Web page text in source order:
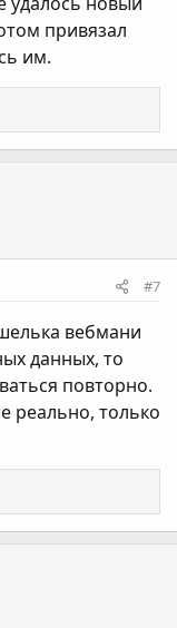
привязал
им.
#7
вебмани
данных, то
повторно.
реально, только